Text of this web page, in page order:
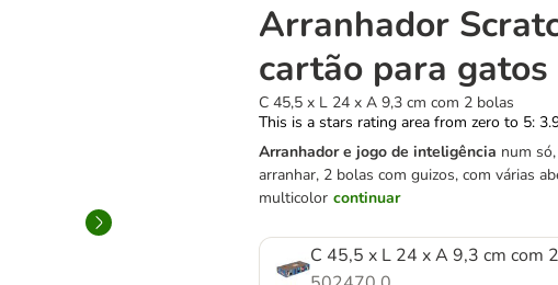
Arranhador
cartão para gatos
C 45,5 x L 24 x A 9,3 cm com 2 bolas
This is a stars rating area from zero to 5:
Arranhador e jogo de inteligência num
arranhar, 2 bolas com guizos, com várias
multicolor continuar
C 45,5 x L 24 x A 9,3 cm com